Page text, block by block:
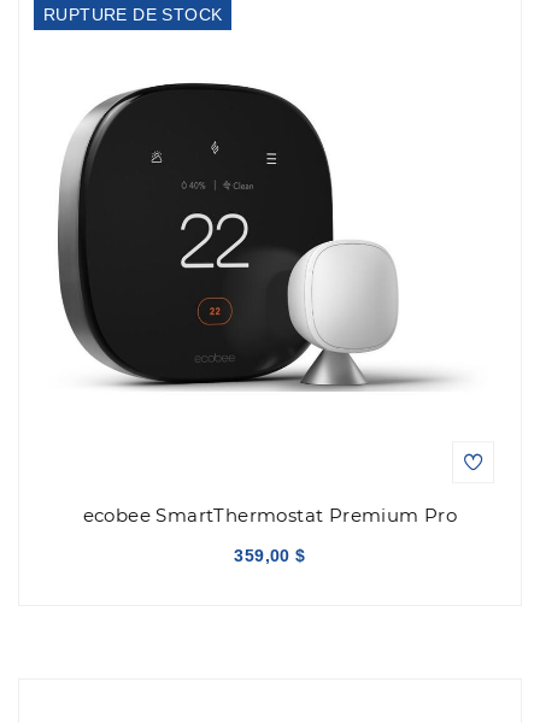
RUPTURE DE STOCK
ecobee SmartThermostat Premium Pro
359,00 $